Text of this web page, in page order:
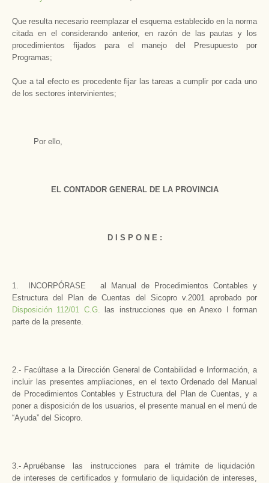
Que resulta necesario reemplazar el esquema establecido en la norma
citada en el considerando anterior, en razón de las pautas y los
procedimientos fijados para el manejo del Presupuesto por
Programas;
Que a tal efecto es procedente fijar las tareas a cumplir por cada uno
de los sectores intervinientes;
Por ello,
EL CONTADOR GENERAL DE LA PROVINCIA
D I S P O N E :
1. INCORPÓRASE al Manual de Procedimientos Contables y
Estructura del Plan de Cuentas del Sicopro v.2001 aprobado por
Disposición 112/01 C.G. las instrucciones que en Anexo I forman
parte de la presente.
2.- Facúltase a la Dirección General de Contabilidad e Información, a
incluir las presentes ampliaciones, en el texto Ordenado del Manual
de Procedimientos Contables y Estructura del Plan de Cuentas, y a
poner a disposición de los usuarios, el presente manual en el menú de
“Ayuda” del Sicopro.
3.- Apruébanse las instrucciones para el trámite de liquidación
de intereses de certificados y formulario de liquidación de intereses,